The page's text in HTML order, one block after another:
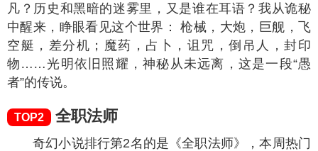
凡？历史和黑暗的迷雾里，又是谁在耳语？我从诡秘
中醒来，睁眼看见这个世界： 枪械，大炮，巨舰，飞
空艇，差分机；魔药，占卜，诅咒，倒吊人，封印
物……光明依旧照耀，神秘从未远离，这是一段“愚
者”的传说。
TOP2 全职法师
奇幻小说排行第2名的是《全职法师》，本周热门